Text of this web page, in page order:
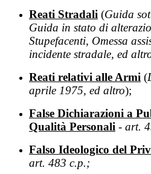
Reati Stradali (Guida
Guida in stato di
Stupefacenti, Omessa
incidente stradale, ed
Reati relativi alle Armi (
aprile 1975, ed altro);
False Dichiarazioni a
Qualità Personali - art.
Falso Ideologico del
art. 483 c.p.;